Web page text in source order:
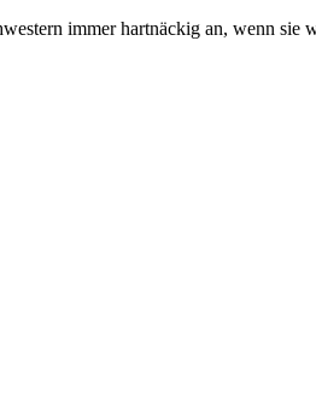
immer hartnäckig an, wenn